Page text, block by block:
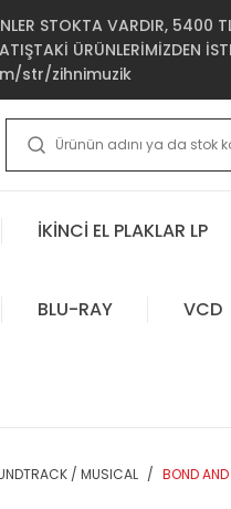
STOKTA VARDIR, 5400 TL
ÜRÜNLERİMİZDEN
str/zihnimuzik
İKİNCİ EL PLAKLAR LP
BLU-RAY VCD
/ MUSICAL BOND